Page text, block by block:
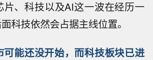
片、科技以及AI这一波在经历一
科技依然会占据主线位置。
能还没开始，而科技板块已进